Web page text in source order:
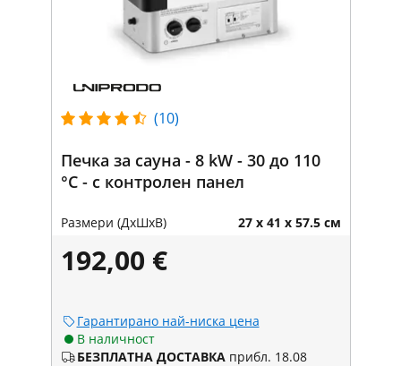
(10)
Печка за сауна - 8 kW - 30 до 110
°C - с контролен панел
Размери (ДxШxВ) 27 x 41 x 57.5 см
192,00 €
Гарантирано най-ниска цена
В наличност
БЕЗПЛАТНА ДОСТАВКА прибл. 18.08